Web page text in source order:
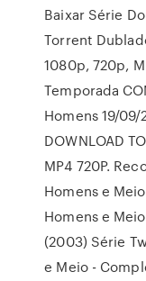
Baixar Série
Torrent
1080p, 720p,
Temporada
Homens 19/09/
DOWNLOAD
MP4 720P.
Homens e
Homens e
(2003) Série
e Meio -